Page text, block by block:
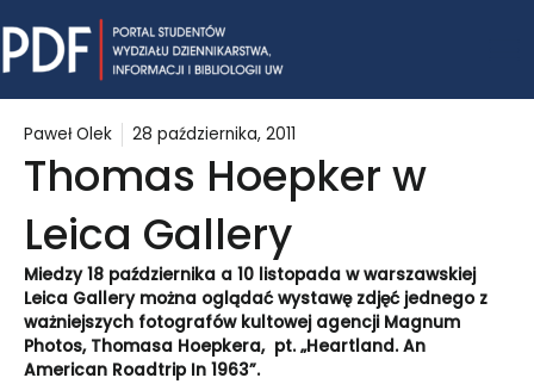
to
content
Paweł Olek 28 października, 2011
Thomas Hoepker w
Leica Gallery
Miedzy 18 października a 10 listopada w warszawskiej
Leica Gallery można oglądać wystawę zdjęć jednego z
ważniejszych fotografów kultowej agencji Magnum
Photos, Thomasa Hoepkera, pt. „Heartland. An
American Roadtrip In 1963”.